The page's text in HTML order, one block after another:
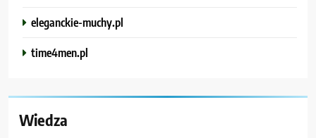
eleganckie-muchy.pl
time4men.pl
Wiedza